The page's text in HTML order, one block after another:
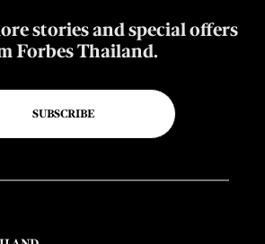
stories and special offers
Forbes Thailand.
SUBSCRIBE